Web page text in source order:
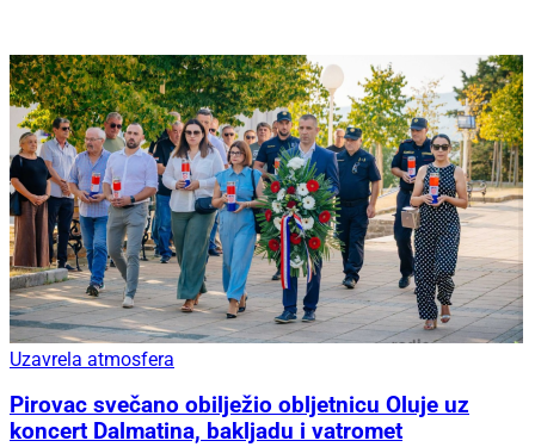
Uzavrela atmosfera
Pirovac svečano obilježio obljetnicu Oluje uz
koncert Dalmatina, bakljadu i vatromet